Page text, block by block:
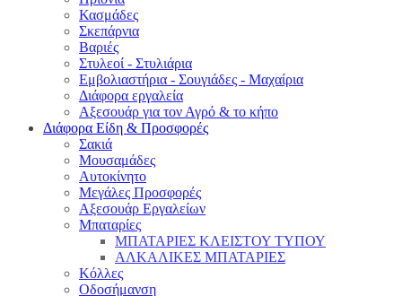
Κασμάδες
Σκεπάρνια
Βαριές
Στυλεοί - Στυλιάρια
Εμβολιαστήρια - Σουγιάδες - Μαχαίρια
Διάφορα εργαλεία
Αξεσουάρ για τον Αγρό & το κήπο
Διάφορα Είδη & Προσφορές
Σακιά
Μουσαμάδες
Αυτοκίνητο
Μεγάλες Προσφορές
Αξεσουάρ Εργαλείων
Μπαταρίες
ΜΠΑΤΑΡΙΕΣ ΚΛΕΙΣΤΟΥ ΤΥΠΟΥ
ΑΛΚΑΛΙΚΕΣ ΜΠΑΤΑΡΙΕΣ
Κόλλες
Οδοσήμανση